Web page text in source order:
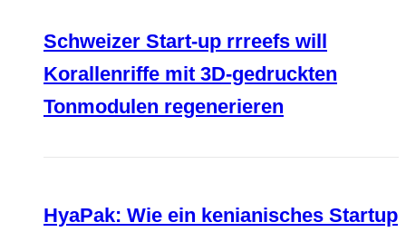
Schweizer Start-up rrreefs will
Korallenriffe mit 3D-gedruckten
Tonmodulen regenerieren
HyaPak: Wie ein kenianisches Startup